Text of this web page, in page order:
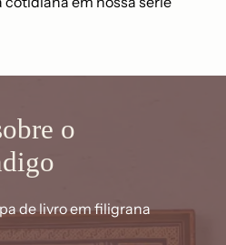
o
de livro em filigrana